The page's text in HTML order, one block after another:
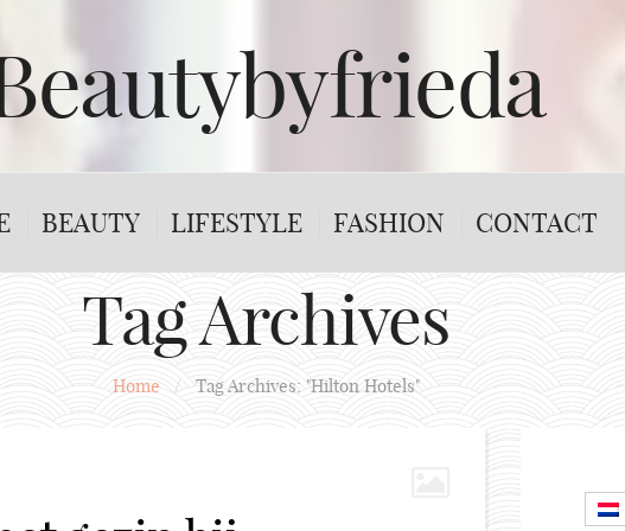
BEAUTY LIFESTYLE FASHION CONTACT
Tag Archives
Home / Tag Archives: "Hilton Hotels"